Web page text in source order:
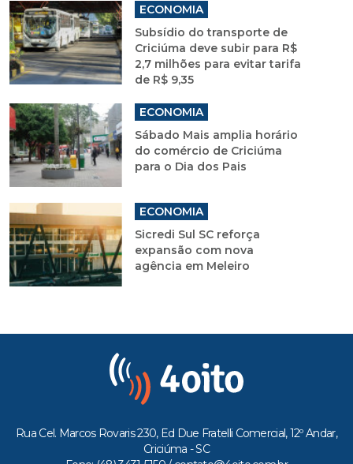
ECONOMIA
Subsídio do transporte de
Criciúma deve subir para R$
2,7 milhões para evitar tarifa
de R$ 9,35
ECONOMIA
Sábado Mais amplia horário
do comércio de Criciúma
para o Dia dos Pais
ECONOMIA
Sicredi Sul SC reforça
expansão com nova
agência em Meleiro
Rua Cel. Marcos Rovaris 230, Ed Due Fratelli Comercial, 12º Andar,
Criciúma - SC